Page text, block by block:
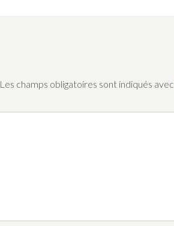
Les champs obligatoires sont indiqués avec